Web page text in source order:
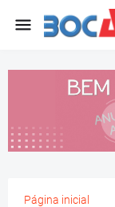
Página inicial